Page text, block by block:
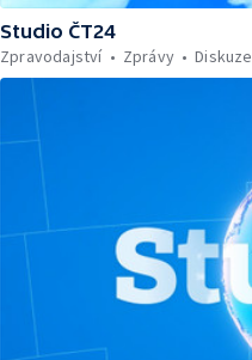
Studio ČT24
Zpravodajství
Zprávy Diskuze